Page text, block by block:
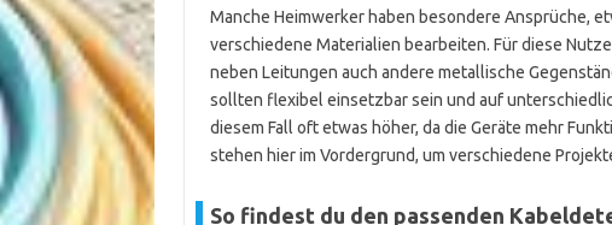
Manche Heimwerker haben besondere Ansprüche,
verschiedene Materialien bearbeiten. Für diese
neben Leitungen auch andere metallische
sollten flexibel einsetzbar sein und auf
diesem Fall oft etwas höher, da die Geräte mehr
stehen hier im Vordergrund, um verschiedene
So findest du den passenden